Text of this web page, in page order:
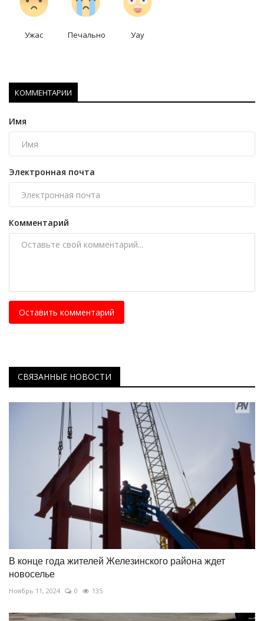
Ужас Печально Уау
КОММЕНТАРИИ
Имя
Электронная почта
Комментарий
Оставить комментарий
СВЯЗАННЫЕ НОВОСТИ
В конце года жителей Железинского района ждет
новоселье
Ноябрь 11, 2024 0 135